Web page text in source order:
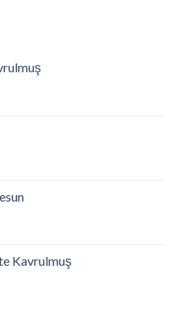
Kavrulmuş